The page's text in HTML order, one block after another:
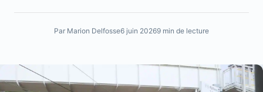
Par Marion Delfosse6 juin 20269 min de lecture